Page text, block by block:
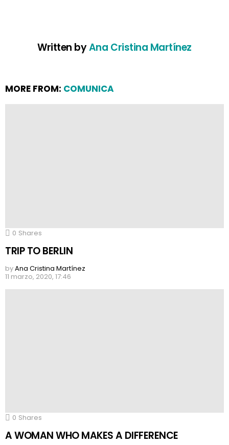
Written byAna Cristina Martínez
MORE FROM: COMUNICA
0 Shares
TRIP TO BERLIN
byAna Cristina Martínez
11 marzo, 2020, 17:46
0 Shares
A WOMAN WHO MAKES A DIFFERENCE